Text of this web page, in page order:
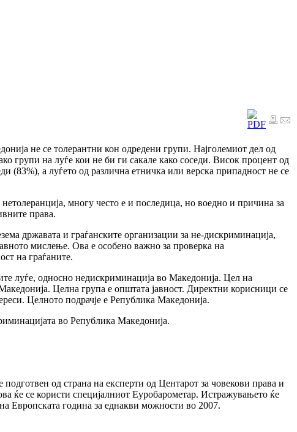
не се толерантни кон одредени групи. Најголемиот дел од
групи на луѓе кои не би ги сакале како соседи. Висок процент од
(83%), а луѓето од различна етничка или верска припадност не се
многу често е и последица, но воедно и причина за
права.
државата и граѓанските организации за не-дискриминација,
мислење. Ова е особено важно за проверка на
на граѓаните.
луѓе, односно недискриминација во Македонија. Цел на
Целна група е општата јавност. Директни корисници се
Целното подрачје е Република Македонија.
во Република Македонија.
од страна на експерти од Центарот за човекови права и
се користи специјалниот Еуробарометар. Истражувањето ќе
Европската година за еднакви можности во 2007.